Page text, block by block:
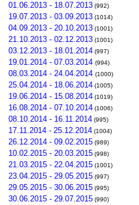
01.06.2013 - 18.07.2013 (992)
19.07.2013 - 03.09.2013 (1014)
04.09.2013 - 20.10.2013 (1001)
21.10.2013 - 02.12.2013 (1001)
03.12.2013 - 18.01.2014 (997)
19.01.2014 - 07.03.2014 (994)
08.03.2014 - 24.04.2014 (1000)
25.04.2014 - 18.06.2014 (1005)
19.06.2014 - 15.08.2014 (1019)
16.08.2014 - 07.10.2014 (1006)
08.10.2014 - 16.11.2014 (995)
17.11.2014 - 25.12.2014 (1004)
26.12.2014 - 09.02.2015 (989)
10.02.2015 - 20.03.2015 (998)
21.03.2015 - 22.04.2015 (1001)
23.04.2015 - 29.05.2015 (997)
29.05.2015 - 30.06.2015 (995)
30.06.2015 - 29.07.2015 (990)